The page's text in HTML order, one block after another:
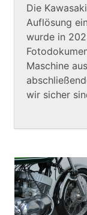
Die
Auflösung
wurde in
Maschine
wir sicher